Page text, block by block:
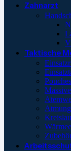
Zahnarzt
Taktische
Pouches
Atmung